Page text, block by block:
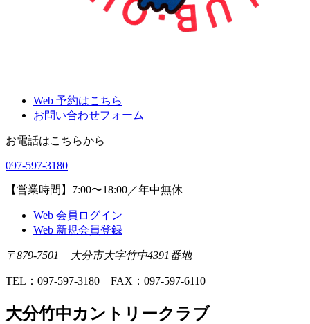
Web 予約はこちら
お問い合わせフォーム
お電話はこちらから
097-597-3180
【営業時間】7:00〜18:00／年中無休
Web 会員ログイン
Web 新規会員登録
〒879-7501 大分市大字竹中4391番地
TEL：097-597-3180 FAX：097-597-6110
大分竹中カントリークラブ